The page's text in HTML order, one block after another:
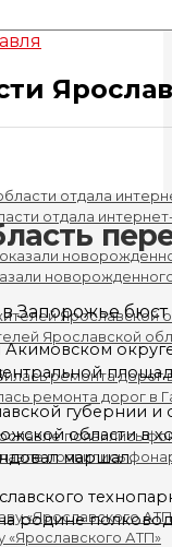
отдала
Ярославской
ремонта дорог в
появились
«Ярославского АТП»
губернии и
области в
маршал.
родине